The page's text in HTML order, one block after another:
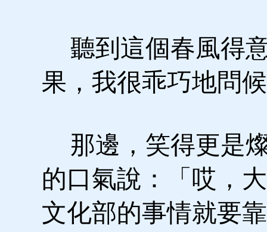
聽到這個春風得
果，我很乖巧地問
那邊，笑得更是
的口氣說：「哎，
文化部的事情就要